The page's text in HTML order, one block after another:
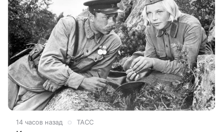
14 часов назад ТАСС